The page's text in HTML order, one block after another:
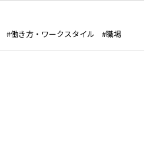
働き方・ワークスタイル 職場